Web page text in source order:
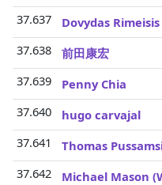
37.637
Dovydas Rimeisis
37.638
前田康宏
37.639
Penny Chia
37.640
hugo carvajal
37.641
Thomas
37.642
Michael Mason